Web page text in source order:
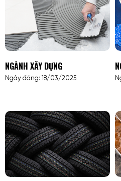
NGÀNH XÂY DỰNG
Ngày đăng: 18/03/2025